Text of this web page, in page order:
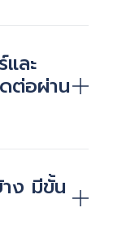
ละ
ต่อผ่าน
าง มีขั้น